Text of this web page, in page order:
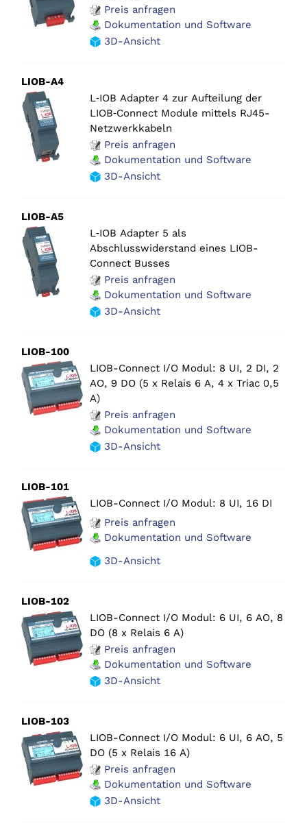
Preis anfragen
Dokumentation und Software
3D-Ansicht
LIOB-A4
L‑IOB Adapter 4 zur Aufteilung der
LIOB‑Connect Module mittels RJ45-
Netzwerkkabeln
Preis anfragen
Dokumentation und Software
3D-Ansicht
LIOB-A5
L‑IOB Adapter 5 als
Abschlusswiderstand eines LIOB-
Connect Busses
Preis anfragen
Dokumentation und Software
3D-Ansicht
LIOB-100
LIOB-Connect I/O Modul: 8 UI, 2 DI, 2
AO, 9 DO (5 x Relais 6 A, 4 x Triac 0,5
A)
Preis anfragen
Dokumentation und Software
3D-Ansicht
LIOB-101
LIOB-Connect I/O Modul: 8 UI, 16 DI
Preis anfragen
Dokumentation und Software
3D-Ansicht
LIOB-102
LIOB-Connect I/O Modul: 6 UI, 6 AO, 8
DO (8 x Relais 6 A)
Preis anfragen
Dokumentation und Software
3D-Ansicht
LIOB-103
LIOB-Connect I/O Modul: 6 UI, 6 AO, 5
DO (5 x Relais 16 A)
Preis anfragen
Dokumentation und Software
3D-Ansicht